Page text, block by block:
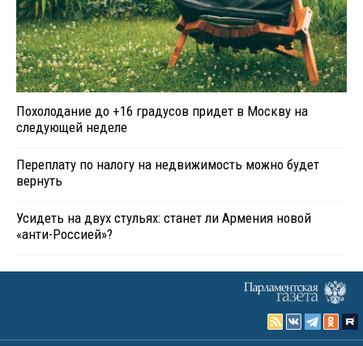
Похолодание до +16 градусов придет в Москву на
следующей неделе
Переплату по налогу на недвижимость можно будет
вернуть
Усидеть на двух стульях: станет ли Армения новой
«анти-Россией»?